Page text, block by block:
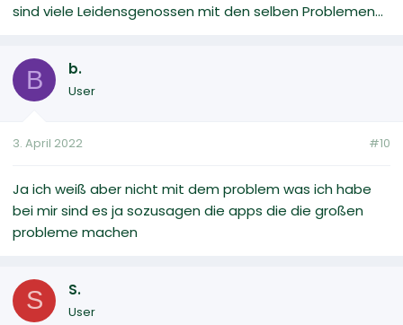
sind viele Leidensgenossen mit den selben Problemen...
B b.
User
3. April 2022 #10
Ja ich weiß aber nicht mit dem problem was ich habe
bei mir sind es ja sozusagen die apps die die großen
probleme machen
S S.
User